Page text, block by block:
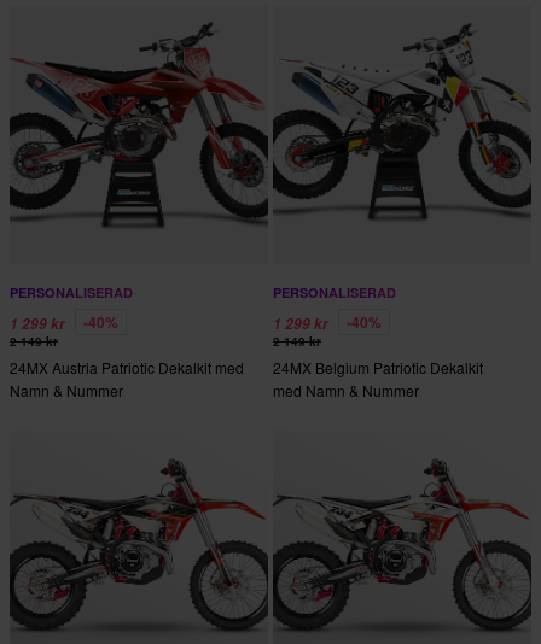
PERSONALISERAD
1 299 kr -40%
2 149 kr
24MX Austria Patriotic Dekalkit med
Namn & Nummer
PERSONALISERAD
1 299 kr -40%
2 149 kr
24MX Belgium Patriotic Dekalkit
med Namn & Nummer